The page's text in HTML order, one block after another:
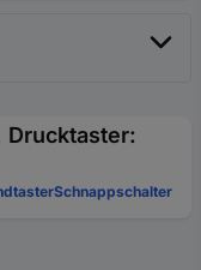
Drucktaster:
Schnappschalter